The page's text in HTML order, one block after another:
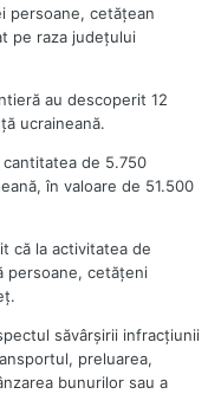
persoane, cetăţean
pe raza judeţului
au descoperit 12
ucraineană.
de 5.750
în valoare de 51.500
că la activitatea de
persoane, cetăţeni
săvârşirii infracţiunii
preluarea,
bunurilor sau a